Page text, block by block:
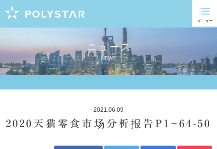
ニュース
NEWS
2021.06.09
2020天猫零食市场分析报告P1~64-50